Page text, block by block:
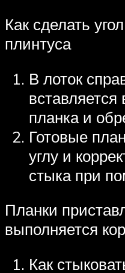
Как сделать
плинтуса
В лоток
вставляется
планка и
Готовые
углу и
стыка при
Планки
выполняется
Как